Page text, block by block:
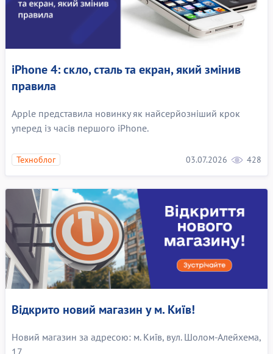
iPhone 4: скло, сталь та екран, який змінив
правила
Apple представила новинку як найсерйозніший крок
уперед із часів першого iPhone.
Техноблог 03.07.2026 428
Відкрито новий магазин у м. Київ!
Новий магазин за адресою: м. Київ, вул. Шолом-Алейхема,
17